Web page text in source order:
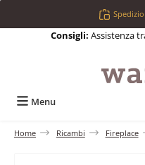
Passa al contenuto principale
Consigli: Assistenza
Menu
Home Ricambi Fireplace